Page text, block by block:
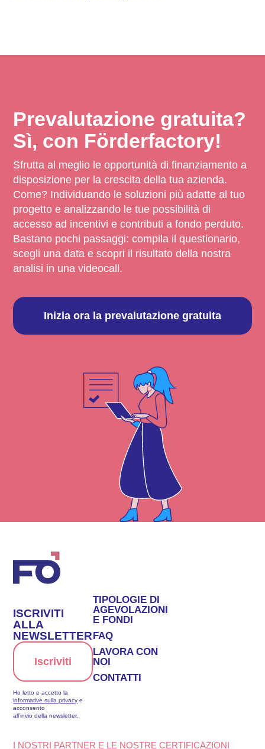
Prevalutazione gratuita?
Sì, con Förderfactory!
Sfrutta al meglio le opportunità di finanziamento a
disposizione per la crescita della tua azienda.
Come? Individuando le soluzioni più adatte al tuo
progetto e analizzando le tue possibilità di
accesso ad incentivi e contributi a fondo perduto.
Bastano pochi passaggi: compila il questionario,
scegli una data e scopri il risultato della nostra
analisi in una videocall.
Inizia ora la prevalutazione gratuita
TIPOLOGIE DI
AGEVOLAZIONI
E FONDI
FAQ
LAVORA CON
NOI
CONTATTI
ISCRIVITI
ALLA
NEWSLETTER
Iscriviti
Ho letto e accetto la
informative sulla privacy e
acconsento
all’invio della newsletter.
I NOSTRI PARTNER E LE NOSTRE CERTIFICAZIONI